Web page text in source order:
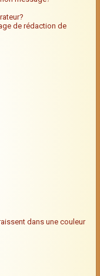
de rédaction de
dans une couleur